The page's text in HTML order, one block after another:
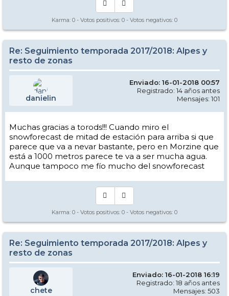
Karma: 0 - Votos positivos: 0 - Votos negativos: 0
Re: Seguimiento temporada 2017/2018: Alpes y
resto de zonas
danielin
Enviado: 16-01-2018 00:57
Registrado: 14 años antes
Mensajes: 101
Muchas gracias a torods!!! Cuando miro el
snowforecast de mitad de estación para arriba si que
parece que va a nevar bastante, pero en Morzine que
está a 1000 metros parece te va a ser mucha agua.
Aunque tampoco me fío mucho del snowforecast
Karma: 0 - Votos positivos: 0 - Votos negativos: 0
Re: Seguimiento temporada 2017/2018: Alpes y
resto de zonas
chete
Enviado: 16-01-2018 16:19
Registrado: 18 años antes
Mensajes: 503